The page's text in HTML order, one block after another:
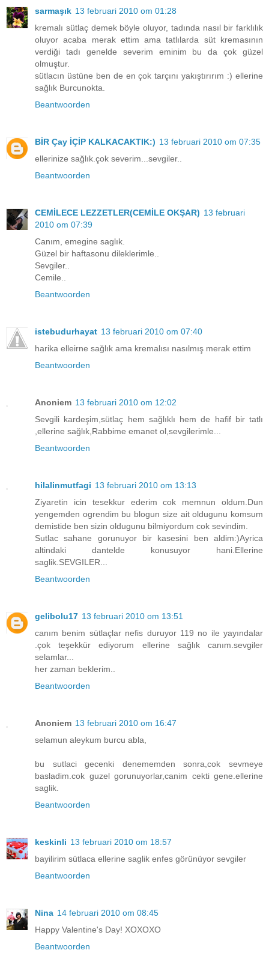
sarmaşık 13 februari 2010 om 01:28
kremalı sütlaç demek böyle oluyor, tadında nasıl bir farklılık
oluyor acaba merak ettim ama tatlılarda süt kremasının
verdiği tadı genelde severim eminim bu da çok güzel
olmuştur.
sütlacın üstüne ben de en çok tarçını yakıştırırım :) ellerine
sağlık Burcunokta.
Beantwoorden
BİR Çay İÇİP KALKACAKTIK:) 13 februari 2010 om 07:35
ellerinize sağlık.çok severim...sevgiler..
Beantwoorden
CEMİLECE LEZZETLER(CEMİLE OKŞAR) 13 februari
2010 om 07:39
Canım, emegine saglık.
Güzel bir haftasonu dileklerimle..
Sevgiler..
Cemile..
Beantwoorden
istebudurhayat 13 februari 2010 om 07:40
harika elleirne sağlık ama kremalısı nasılmış merak ettim
Beantwoorden
Anoniem 13 februari 2010 om 12:02
Sevgili kardeşim,sütlaç hem sağlıklı hem de hafif bir tatlı
,ellerine sağlık,Rabbime emanet ol,sevgilerimle...
Beantwoorden
hilalinmutfagi 13 februari 2010 om 13:13
Ziyaretin icin tesekkur ederim cok memnun oldum.Dun
yengemden ogrendim bu blogun size ait oldugunu komsum
demistide ben sizin oldugunu bilmiyordum cok sevindim.
Sutlac sahane gorunuyor bir kasesini ben aldim:)Ayrica
altindaki dantelde konusuyor hani.Ellerine
saglik.SEVGILER...
Beantwoorden
gelibolu17 13 februari 2010 om 13:51
canım benim sütlaçlar nefis duruyor 119 no ile yayındalar
.çok teşekkür ediyorum ellerine sağlık canım.sevgiler
selamlar...
her zaman beklerim..
Beantwoorden
Anoniem 13 februari 2010 om 16:47
selamun aleykum burcu abla,
bu sutlaci gecenki denememden sonra,cok sevmeye
basladim.cok guzel gorunuyorlar,canim cekti gene.ellerine
saglik.
Beantwoorden
keskinli 13 februari 2010 om 18:57
bayilirim sütlaca ellerine saglik enfes görünüyor sevgiler
Beantwoorden
Nina 14 februari 2010 om 08:45
Happy Valentine's Day! XOXOXO
Beantwoorden